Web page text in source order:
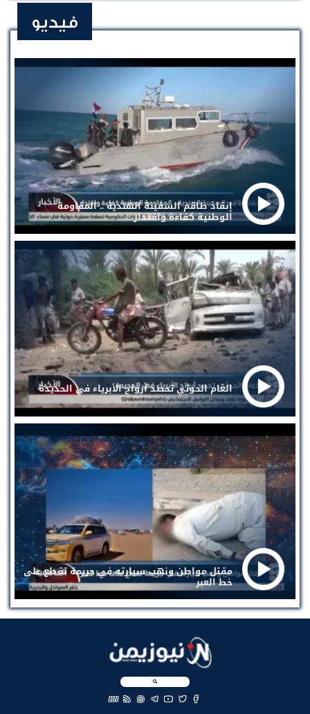
فيديو
إنقاذ طاقم السفينة الهندية .. المقاومة
الوطنية كفاءة واقتدار
الغام الحوثي تحصد أرواح الأبرياء في الحديدة
مقتل مواطن ونهب سيارته في جريمة تقطع على
خط العبر
EN